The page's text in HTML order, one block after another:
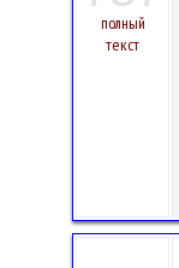
полный
текст